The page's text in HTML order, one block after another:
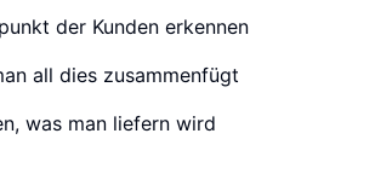
der Kunden erkennen
all dies zusammenfügt
was man liefern wird